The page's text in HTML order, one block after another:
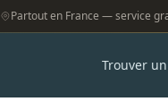
Partout en France — service
Trouver